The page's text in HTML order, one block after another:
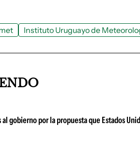
Instituto Uruguayo de
gobierno por la propuesta que Estados